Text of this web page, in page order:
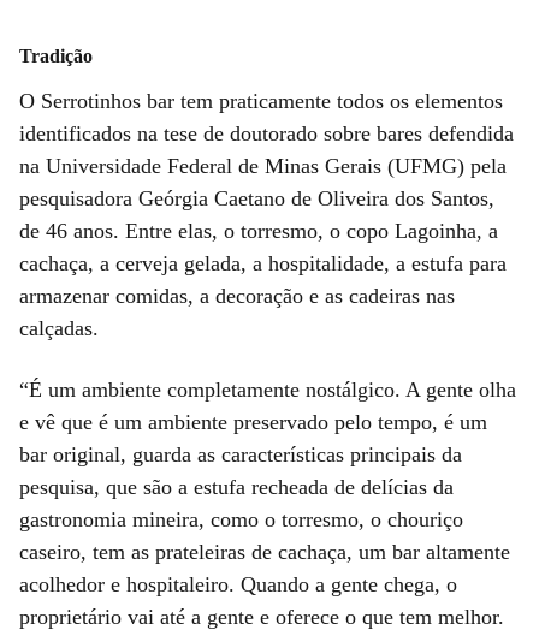
Tradição
O Serrotinhos bar tem praticamente todos os elementos
identificados na tese de doutorado sobre bares defendida
na Universidade Federal de Minas Gerais (UFMG) pela
pesquisadora Geórgia Caetano de Oliveira dos Santos,
de 46 anos. Entre elas, o torresmo, o copo Lagoinha, a
cachaça, a cerveja gelada, a hospitalidade, a estufa para
armazenar comidas, a decoração e as cadeiras nas
calçadas.
“É um ambiente completamente nostálgico. A gente olha
e vê que é um ambiente preservado pelo tempo, é um
bar original, guarda as características principais da
pesquisa, que são a estufa recheada de delícias da
gastronomia mineira, como o torresmo, o chouriço
caseiro, tem as prateleiras de cachaça, um bar altamente
acolhedor e hospitaleiro. Quando a gente chega, o
proprietário vai até a gente e oferece o que tem melhor.